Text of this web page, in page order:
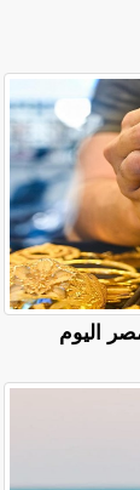
في مصر اليوم